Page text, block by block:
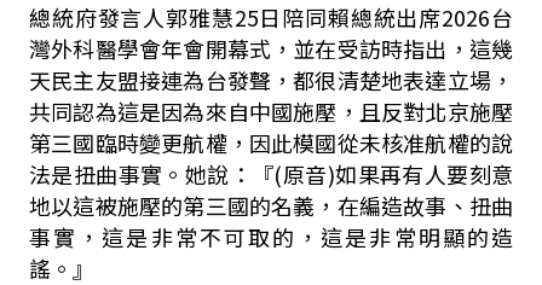
總統府發言人郭雅慧25日陪同賴總統出席2026台
灣外科醫學會年會開幕式，並在受訪時指出，這幾
天民主友盟接連為台發聲，都很清楚地表達立場，
共同認為這是因為來自中國施壓，且反對北京施壓
第三國臨時變更航權，因此模國從未核准航權的說
法是扭曲事實。她說：『(原音)如果再有人要刻意
地以這被施壓的第三國的名義，在編造故事、扭曲
事實，這是非常不可取的，這是非常明顯的造
謠。』